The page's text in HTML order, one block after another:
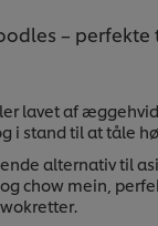
–
lavet af
i stand til at tåle
alternativ til
chow mein,